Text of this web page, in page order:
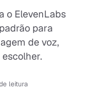
o ElevenLabs
para
de voz,
leitura